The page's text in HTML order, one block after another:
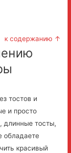
к содержанию ↑
тостов и
и просто
длинные тосты,
обладаете
красивый